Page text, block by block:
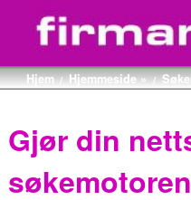
Hjem / Hjemmeside » /
Gjør din